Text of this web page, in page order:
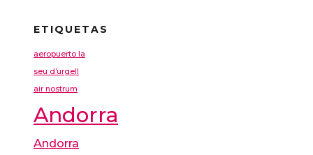
ETIQUETAS
aeropuerto la
seu d’urgell
air nostrum
Andorra
Andorra